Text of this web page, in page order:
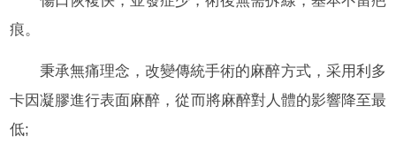
痕。
秉承無痛理念，改變傳統手術的麻醉方式，采用利多
卡因凝膠進行表面麻醉，從而將麻醉對人體的影響降至最
低;